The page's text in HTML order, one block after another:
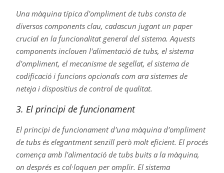
Una màquina típica d'ompliment de tubs consta de
diversos components clau, cadascun jugant un paper
crucial en la funcionalitat general del sistema. Aquests
components inclouen l'alimentació de tubs, el sistema
d'ompliment, el mecanisme de segellat, el sistema de
codificació i funcions opcionals com ara sistemes de
neteja i dispositius de control de qualitat.
3. El principi de funcionament
El principi de funcionament d'una màquina d'ompliment
de tubs és elegantment senzill però molt eficient. El procés
comença amb l'alimentació de tubs buits a la màquina,
on després es col·loquen per omplir. El sistema